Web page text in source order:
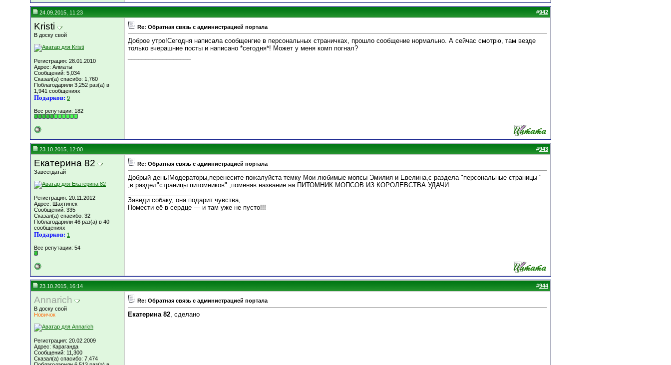
24.09.2015, 11:23 #942
Kristi
В доску свой
Регистрация: 28.01.2010
Адрес: Алматы
Сообщений: 5,034
Сказал(а) спасибо: 1,760
Поблагодарили 3,252 раз(а) в
1,941 сообщениях
Подарков: 9
Вес репутации: 182
Re: Обратная связь с администрацией портала
Доброе утро!Сегодня написала сообщенгие в персональных страничках, прошло сообщение нормально. А сейчас смотрю, там везде
только вчерашние посты и написано *сегодня*! Может у меня комп погнал?
23.10.2015, 12:00 #943
Екатерина 82
Завсегдатай
Регистрация: 20.11.2012
Адрес: Шахтинск
Сообщений: 335
Сказал(а) спасибо: 32
Поблагодарили 46 раз(а) в 40
сообщениях
Подарков: 1
Вес репутации: 54
Re: Обратная связь с администрацией портала
Добрый день!Модераторы,перенесите пожалуйста темку Мои любимые мопсы Эмилия и Евелина,с раздела "персональные страницы "
,в раздел"страницы питомников" ,поменяв название на ПИТОМНИК МОПСОВ ИЗ КОРОЛЕВСТВА УДАЧИ.
Заведи собаку, она подарит чувства,
Помести её в сердце — и там уже не пусто!!!
23.10.2015, 16:14 #944
Annarich
В доску свой
Новичок
Регистрация: 20.02.2009
Адрес: Караганда
Сообщений: 11,300
Сказал(а) спасибо: 7,474
Re: Обратная связь с администрацией портала
Екатерина 82, сделано